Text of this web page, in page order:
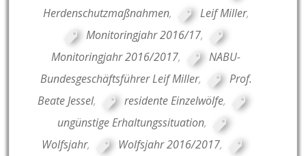
Herdenschutzmaßnahmen, Leif Miller,
Monitoringjahr 2016/17,
Monitoringjahr 2016/2017,
NABU-
Bundesgeschäftsführer Leif Miller,
Prof.
Beate Jessel, residente Einzelwölfe,
ungünstige Erhaltungssituation,
Wolfsjahr, Wolfsjahr 2016/2017,